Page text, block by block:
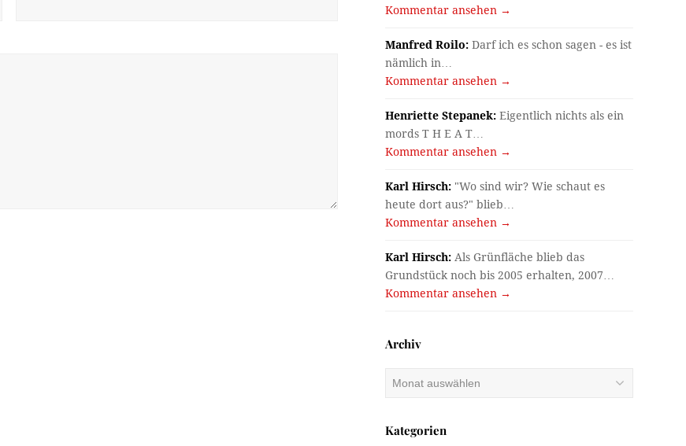
Kommentar ansehen →
Manfred Roilo: Darf ich es schon sagen - es ist
nämlich in…
Kommentar ansehen →
Henriette Stepanek: Eigentlich nichts als ein
mords T H E A T…
Kommentar ansehen →
Karl Hirsch: "Wo sind wir? Wie schaut es
heute dort aus?" blieb…
Kommentar ansehen →
Karl Hirsch: Als Grünfläche blieb das
Grundstück noch bis 2005 erhalten, 2007…
Kommentar ansehen →
Archiv
Kategorien